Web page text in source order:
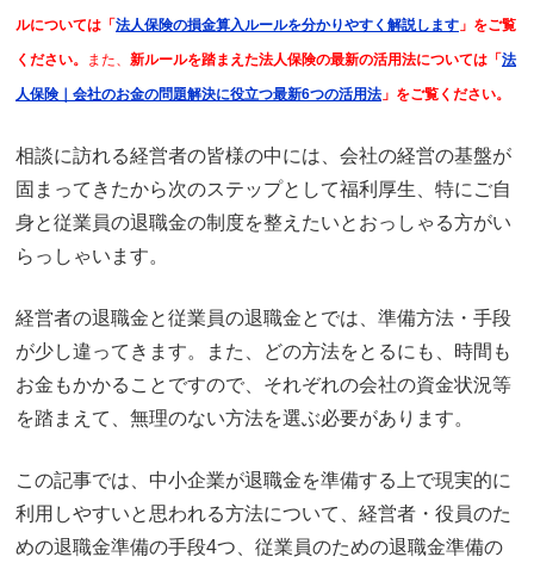
ルについては「 法人保険の損金算入ルールを分かりやすく解説します 」をご覧
ください。 また、 新ルールを踏まえた法人保険の最新の活用法については「 法
人保険｜会社のお金の問題解決に役立つ最新6つの活用法 」をご覧ください。
相談に訪れる経営者の皆様の中には、会社の経営の基盤が
固まってきたから次のステップとして福利厚生、特にご自
身と従業員の退職金の制度を整えたいとおっしゃる方がい
らっしゃいます。
経営者の退職金と従業員の退職金とでは、準備方法・手段
が少し違ってきます。また、どの方法をとるにも、時間も
お金もかかることですので、それぞれの会社の資金状況等
を踏まえて、無理のない方法を選ぶ必要があります。
この記事では、中小企業が退職金を準備する上で現実的に
利用しやすいと思われる方法について、経営者・役員のた
めの退職金準備の手段4つ、従業員のための退職金準備の